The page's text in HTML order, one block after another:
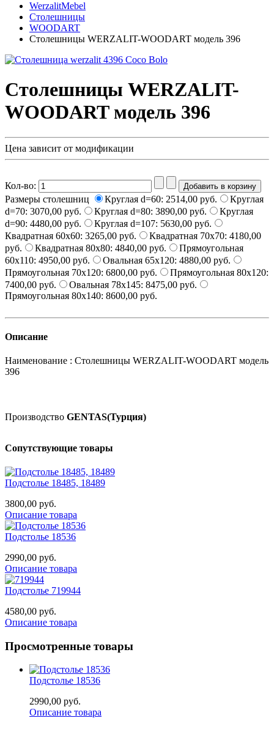
WerzalitMebel
Столешницы
WOODART
Cтолешницы WERZALIT-WOODART модель 396
Cтолешницы WERZALIT-
WOODART модель 396
Цена зависит от модификации
Кол-во:
Размеры столешниц
Круглая d=60: 2514,00 руб.
Круглая
d=70: 3070,00 руб. Круглая d=80: 3890,00 руб.
Круглая
d=90: 4480,00 руб. Круглая d=107: 5630,00 руб.
Квадратная 60x60: 3265,00 руб. Квадратная 70x70: 4180,00
руб.
Квадратная 80x80: 4840,00 руб.
Прямоугольная
60x110: 4950,00 руб. Овальная 65х120: 4880,00 руб.
Прямоугольная 70x120: 6800,00 руб.
Прямоугольная 80x120:
7400,00 руб.
Овальная 78x145: 8475,00 руб.
Прямоугольная 80x140: 8600,00 руб.
Описание
Наименование : Cтолешницы WERZALIT-WOODART модель
396
Производство GENTAS(Турция)
Сопутствующие товары
Подстолье 18485, 18489
3800,00 руб.
Описание товара
Подстолье 18536
2990,00 руб.
Описание товара
Подстолье 719944
4580,00 руб.
Описание товара
Просмотренные товары
Подстолье 18536
2990,00 руб.
Описание товара